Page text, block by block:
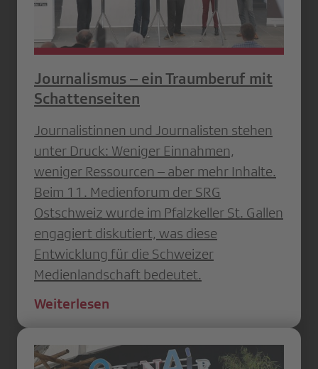
Journalismus – ein Traumberuf mit
Schattenseiten
Journalistinnen und Journalisten stehen
unter Druck: Weniger Einnahmen,
weniger Ressourcen – aber mehr Inhalte.
Beim 11. Medienforum der SRG
Ostschweiz wurde im Pfalzkeller St. Gallen
engagiert diskutiert, was diese
Entwicklung für die Schweizer
Medienlandschaft bedeutet.
Weiterlesen